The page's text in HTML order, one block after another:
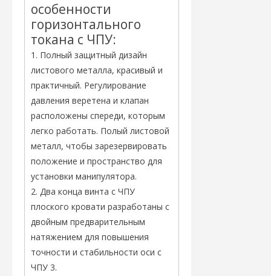
особенности
горизонтального
токана с ЧПУ:
1. Полный защитный дизайн
листового металла, красивый и
практичный. Регулирование
давления веретена и клапан
расположены спереди, которым
легко работать. Полый листовой
металл, чтобы зарезервировать
положение и пространство для
установки манипулятора.
2. Два конца винта с ЧПУ
плоского кровати разработаны с
двойным предварительным
натяжением для повышения
точности и стабильности оси с
ЧПУ 3.